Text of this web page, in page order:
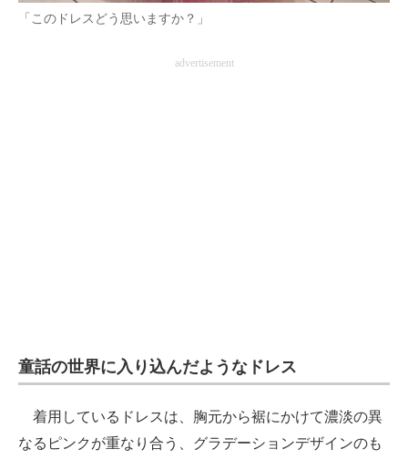
「このドレスどう思いますか？」
advertisement
童話の世界に入り込んだようなドレス
着用しているドレスは、胸元から裾にかけて濃淡の異
なるピンクが重なり合う、グラデーションデザインのも